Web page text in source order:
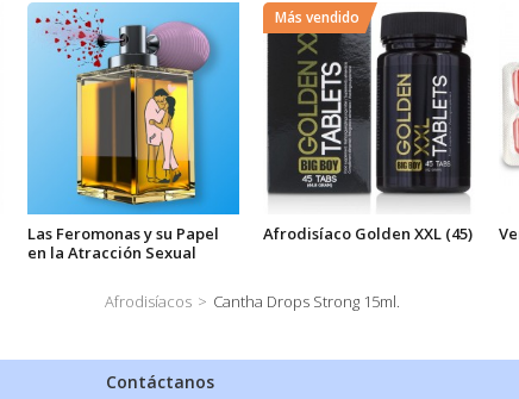
Las Feromonas y su Papel
en la Atracción Sexual
Más vendido
Afrodisíaco Golden XXL (45)
Afrodisíacos > Cantha Drops Strong 15ml.
Contáctanos